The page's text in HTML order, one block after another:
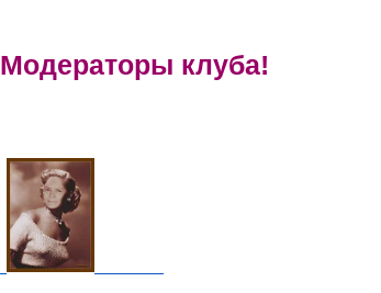
Модераторы клуба!